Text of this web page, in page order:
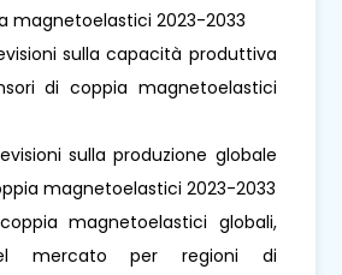
magnetoelastici 2023-2033
sulla capacità produttiva
di coppia magnetoelastici
sulla produzione globale
magnetoelastici 2023-2033
magnetoelastici globali,
mercato per regioni di